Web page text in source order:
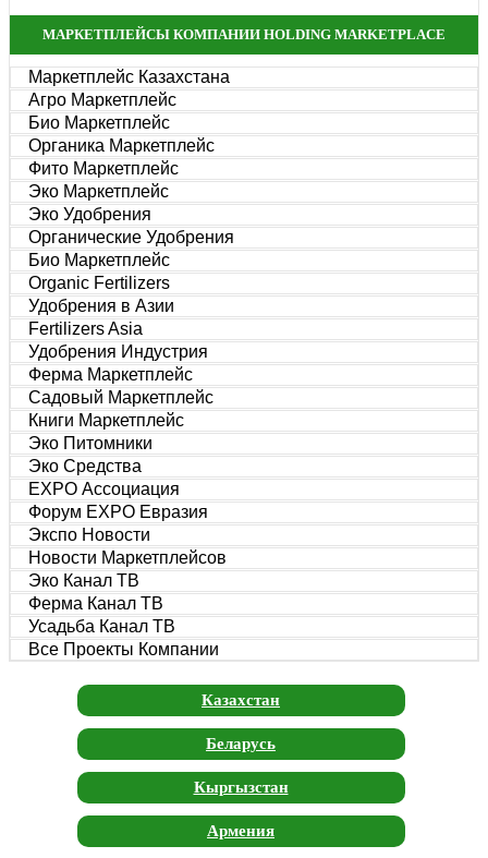
МАРКЕТПЛЕЙСЫ КОМПАНИИ HOLDING MARKETPLACE
Маркетплейс Казахстана
Агро Маркетплейс
Био Маркетплейс
Органика Маркетплейс
Фито Маркетплейс
Эко Маркетплейс
Эко Удобрения
Органические Удобрения
Био Маркетплейс
Organic Fertilizers
Удобрения в Азии
Fertilizers Asia
Удобрения Индустрия
Ферма Маркетплейс
Садовый Маркетплейс
Книги Маркетплейс
Эко Питомники
Эко Средства
EXPO Ассоциация
Форум EXPO Евразия
Экспо Новости
Новости Маркетплейсов
Эко Канал ТВ
Ферма Канал ТВ
Усадьба Канал ТВ
Все Проекты Компании
Казахстан
Беларусь
Кыргызстан
Армения